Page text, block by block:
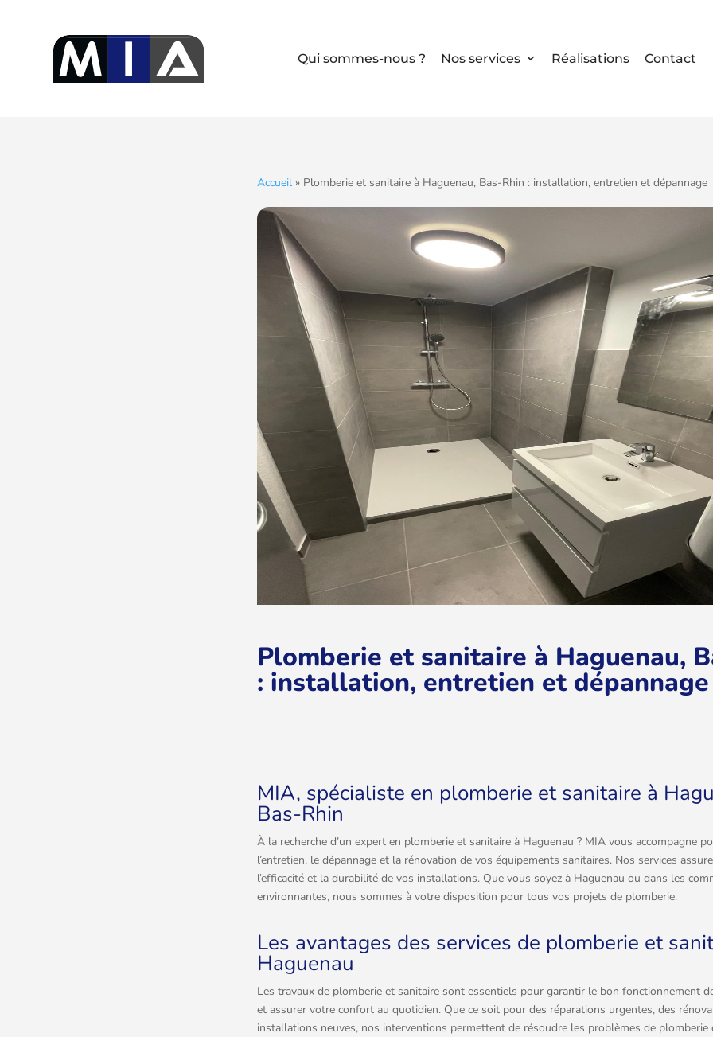
Qui sommes-nous ? Nos services Réalisations Contact
Accueil» Plomberie et sanitaire à Haguenau, Bas-Rhin : installation, entretien et dépannage
Plomberie et sanitaire à Haguenau,
: installation, entretien et dépannage
MIA, spécialiste en plomberie et sanitaire à
Bas-Rhin
À la recherche d’un expert en plomberie et sanitaire à Haguenau ? MIA vous accompagne
l’entretien, le dépannage et la rénovation de vos équipements sanitaires. Nos services
l’efficacité et la durabilité de vos installations. Que vous soyez à Haguenau ou dans les
environnantes, nous sommes à votre disposition pour tous vos projets de plomberie.
Les avantages des services de plomberie et
Haguenau
Les travaux de plomberie et sanitaire sont essentiels pour garantir le bon fonctionnement
et assurer votre confort au quotidien. Que ce soit pour des réparations urgentes, des
installations neuves, nos interventions permettent de résoudre les problèmes de plomberie